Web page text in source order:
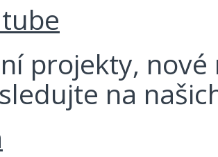
projekty, nové
na